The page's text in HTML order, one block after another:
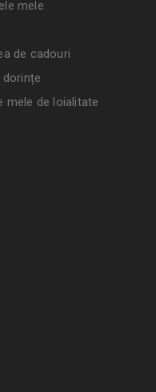
mele
de cadouri
dorințe
mele de loialitate